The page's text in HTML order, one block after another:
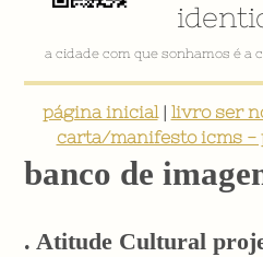
VÍDEO
página inicial| livro ser
carta/manifesto icms -
banco de
. Atitude Cultural